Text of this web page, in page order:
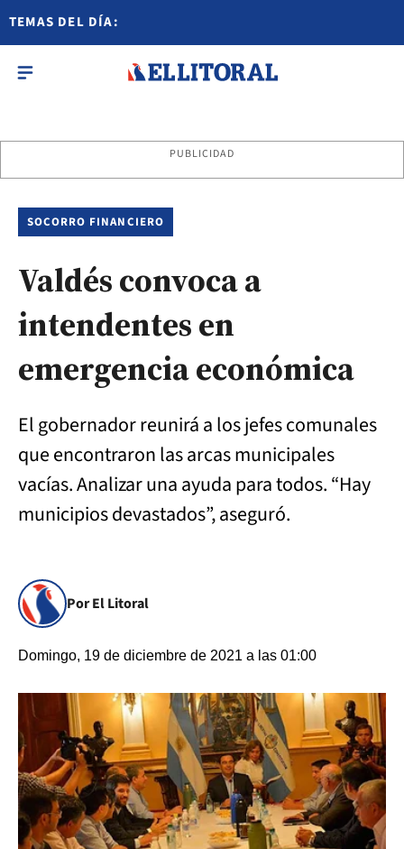
TEMAS DEL DÍA:
PUBLICIDAD
SOCORRO FINANCIERO
Valdés convoca a
intendentes en
emergencia económica
El gobernador reunirá a los jefes comunales
que encontraron las arcas municipales
vacías. Analizar una ayuda para todos. “Hay
municipios devastados”, aseguró.
Por El Litoral
Domingo, 19 de diciembre de 2021 a las 01:00